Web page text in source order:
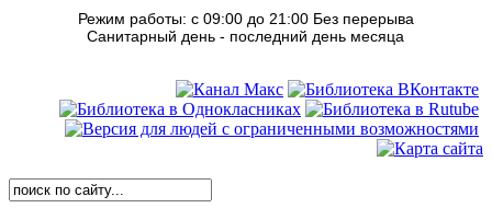
Режим работы: с 09:00 до 21:00 Без перерыва
Санитарный день - последний день месяца